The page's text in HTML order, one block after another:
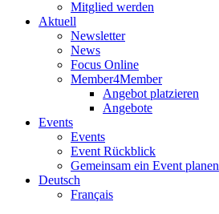
Mitglied werden
Aktuell
Newsletter
News
Focus Online
Member4Member
Angebot platzieren
Angebote
Events
Events
Event Rückblick
Gemeinsam ein Event planen
Deutsch
Français